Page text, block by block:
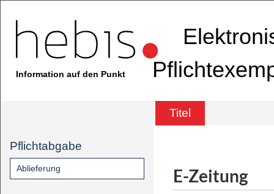
Information auf den Punkt
Titel
Pflichtabgabe
Ablieferung E-Zeitung